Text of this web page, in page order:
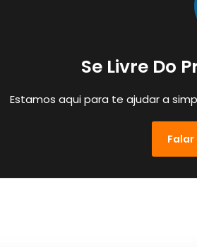
Se Livre Do
Estamos aqui para te ajudar a